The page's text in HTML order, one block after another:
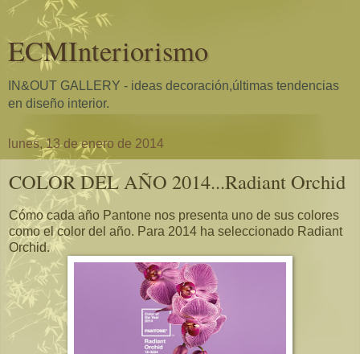
ECMInteriorismo
IN&OUT GALLERY - ideas decoración,últimas tendencias
en diseño interior.
lunes, 13 de enero de 2014
COLOR DEL AÑO 2014...Radiant Orchid
Cómo cada año Pantone nos presenta uno de sus colores
como el color del año. Para 2014 ha seleccionado Radiant
Orchid.